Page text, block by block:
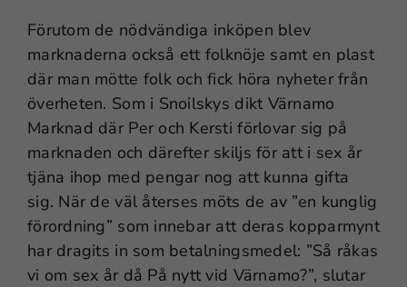
Förutom de nödvändiga inköpen blev
marknaderna också ett folknöje samt en plast
där man mötte folk och fick höra nyheter från
överheten. Som i Snoilskys dikt Värnamo
Marknad där Per och Kersti förlovar sig på
marknaden och därefter skiljs för att i sex år
tjäna ihop med pengar nog att kunna gifta
sig. När de väl återses möts de av ”en kunglig
förordning” som innebar att deras kopparmynt
har dragits in som betalningsmedel: ”Så råkas
vi om sex år då På nytt vid Värnamo?”, slutar